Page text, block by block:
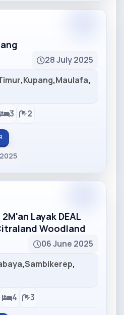
28 July 2025
,Kupang,Maulafa,
3 2
Layak DEAL
Woodland
06 June 2025
,Sambikerep,
4 3